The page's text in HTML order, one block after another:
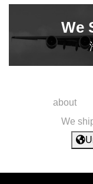
We
about
We